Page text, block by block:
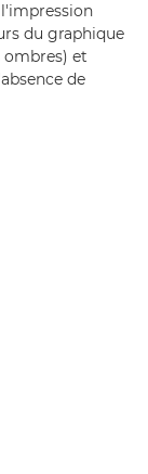
du graphique
ombres) et
de